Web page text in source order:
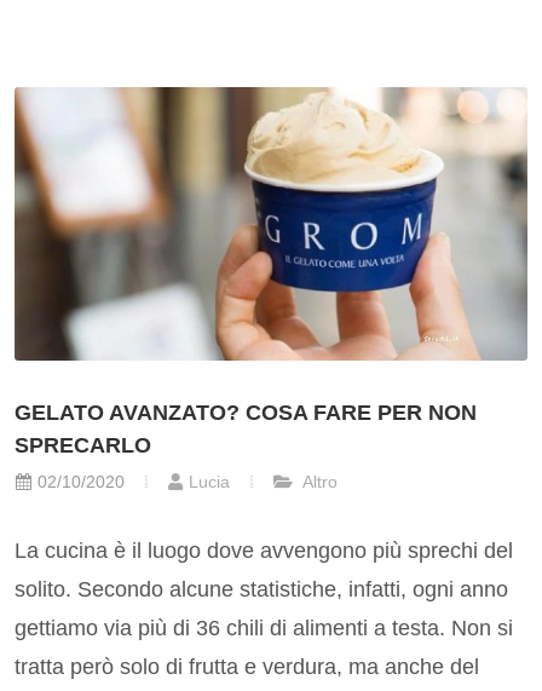
GELATO AVANZATO? COSA FARE PER NON
SPRECARLO
02/10/2020 Lucia Altro
La cucina è il luogo dove avvengono più sprechi del
solito. Secondo alcune statistiche, infatti, ogni anno
gettiamo via più di 36 chili di alimenti a testa. Non si
tratta però solo di frutta e verdura, ma anche del